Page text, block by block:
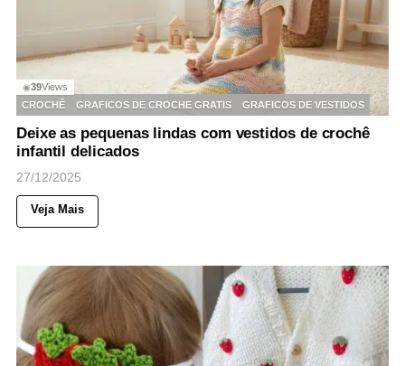
◉39Views
CROCHÊ
GRAFICOS DE CROCHE GRATIS GRAFICOS DE VESTIDOS
Deixe as pequenas lindas com vestidos de crochê
infantil delicados
27/12/2025
Veja Mais